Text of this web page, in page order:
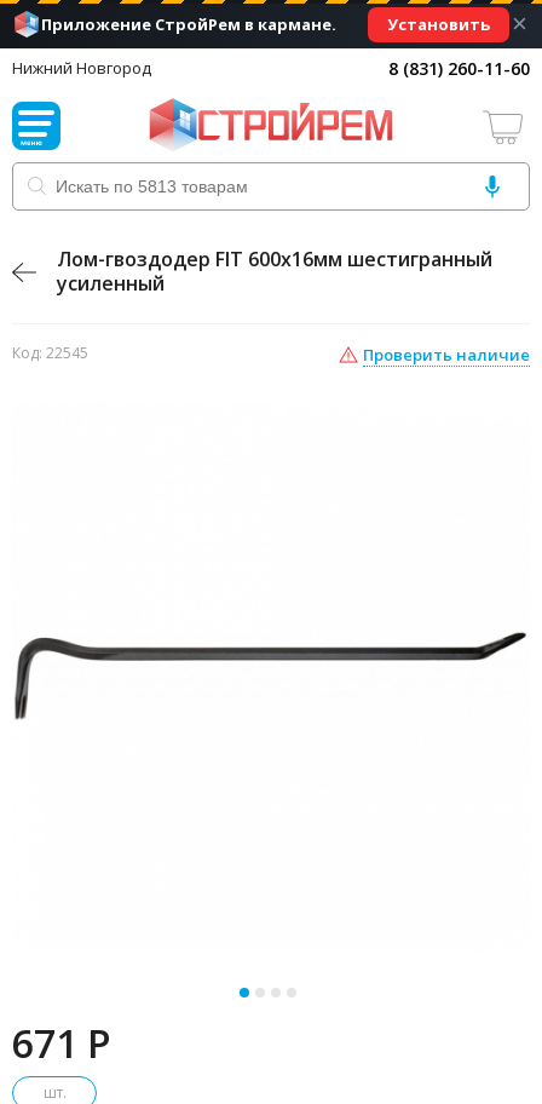
Приложение СтройРем в кармане. Установить ×
Нижний Новгород 8 (831) 260-11-60
Лом-гвоздодер FIT 600х16мм шестигранный
усиленный
Код: 22545 Проверить наличие
671 P
шт.